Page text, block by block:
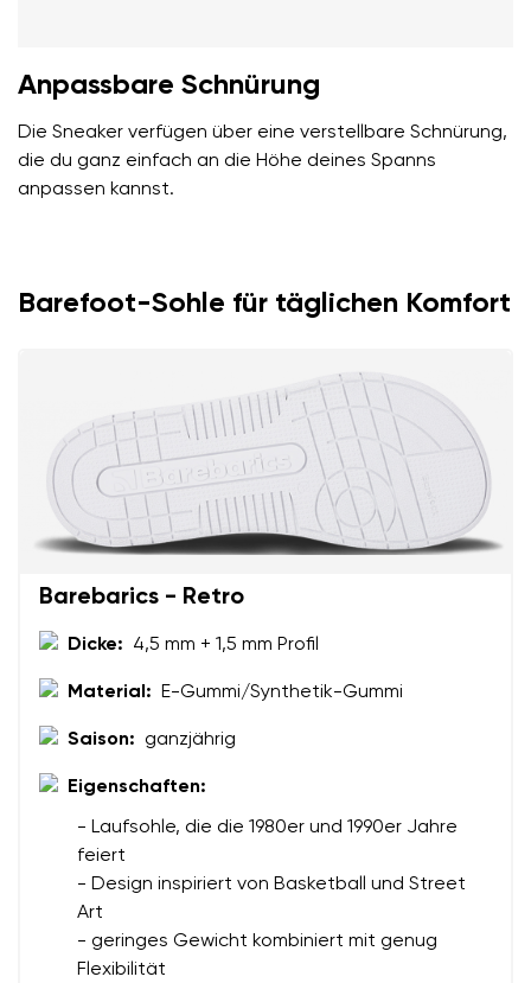
Anpassbare Schnürung
Die Sneaker verfügen über eine verstellbare Schnürung,
die du ganz einfach an die Höhe deines Spanns
anpassen kannst.
Barefoot-Sohle für täglichen Komfort
Barebarics - Retro
Dicke: 4,5 mm + 1,5 mm Profil
Material: E-Gummi/Synthetik-Gummi
Saison: ganzjährig
Eigenschaften:
- Laufsohle, die die 1980er und 1990er Jahre
feiert
- Design inspiriert von Basketball und Street
Art
- geringes Gewicht kombiniert mit genug
Flexibilität